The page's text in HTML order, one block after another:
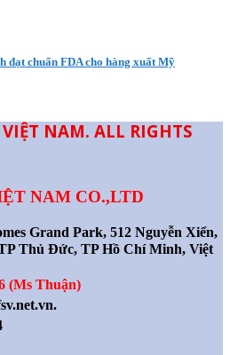
đạt chuẩn FDA cho hàng xuất Mỹ
NAM. ALL RIGHTS
NAM CO.,LTD
Grand Park, 512 Nguyễn Xiển,
Thủ Đức, TP Hồ Chí Minh, Việt
(Ms Thuận)